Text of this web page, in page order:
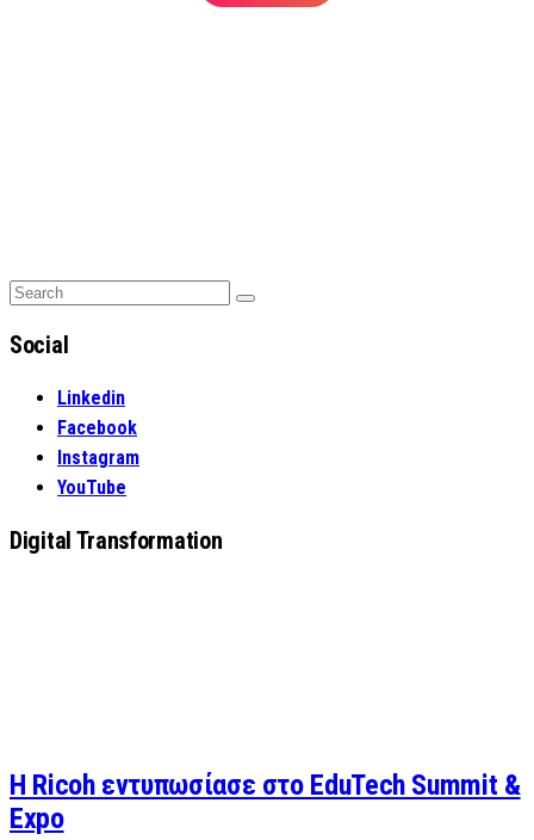
Search
Search
Social
Linkedin
Facebook
Instagram
YouTube
Digital Transformation
Η Ricoh εντυπωσίασε στο EduTech Summit &
Expo